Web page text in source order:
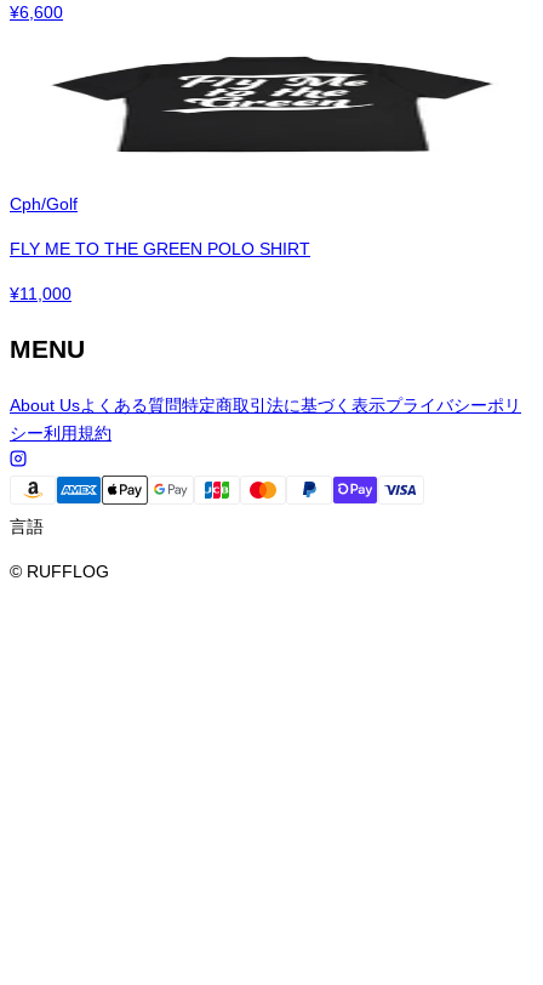
¥6,600
Cph/Golf
FLY ME TO THE GREEN POLO SHIRT
¥11,000
MENU
About Usよくある質問特定商取引法に基づく表示プライバシーポリ
シー利用規約
言語
© RUFFLOG